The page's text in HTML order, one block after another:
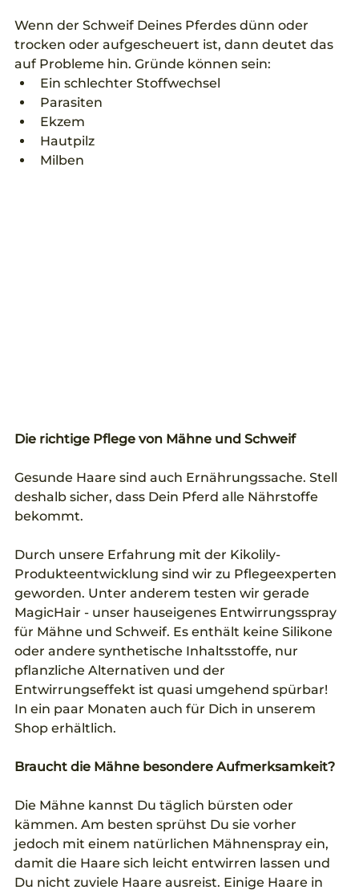
Wenn der Schweif Deines Pferdes dünn oder
trocken oder aufgescheuert ist, dann deutet das
auf Probleme hin. Gründe können sein:
Ein schlechter Stoffwechsel
Parasiten
Ekzem
Hautpilz
Milben
Die richtige Pflege von Mähne und Schweif
Gesunde Haare sind auch Ernährungssache. Stell
deshalb sicher, dass Dein Pferd alle Nährstoffe
bekommt.
Durch unsere Erfahrung mit der Kikolily-
Produkteentwicklung sind wir zu Pflegeexperten
geworden. Unter anderem testen wir gerade
MagicHair - unser hauseigenes Entwirrungsspray
für Mähne und Schweif. Es enthält keine Silikone
oder andere synthetische Inhaltsstoffe, nur
pflanzliche Alternativen und der
Entwirrungseffekt ist quasi umgehend spürbar!
In ein paar Monaten auch für Dich in unserem
Shop erhältlich.
Braucht die Mähne besondere Aufmerksamkeit?
Die Mähne kannst Du täglich bürsten oder
kämmen. Am besten sprühst Du sie vorher
jedoch mit einem natürlichen Mähnenspray ein,
damit die Haare sich leicht entwirren lassen und
Du nicht zuviele Haare ausreist. Einige Haare in